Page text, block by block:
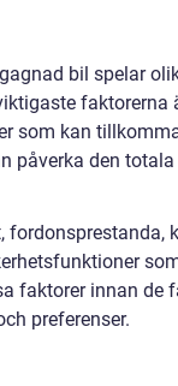
bil spelar
faktorerna
som kan
påverka den totala
fordonsprestanda,
faktorer innan de
preferenser.